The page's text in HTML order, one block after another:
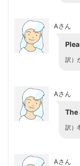
Aさん
訳）
Aさん
The
訳）
Aさん